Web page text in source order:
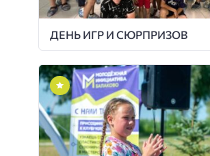
ДЕНЬ ИГР И СЮРПРИЗОВ